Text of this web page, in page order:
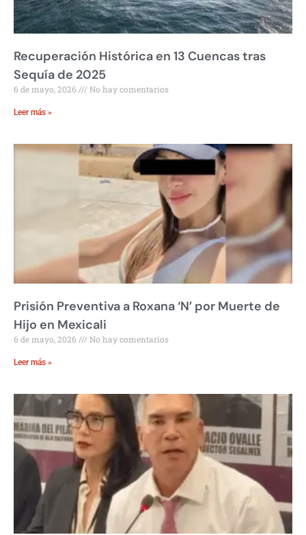
Recuperación Histórica en 13 Cuencas tras
Sequía de 2025
6 de mayo, 2026 No hay comentarios
Leer más »
Prisión Preventiva a Roxana ‘N’ por Muerte de
Hijo en Mexicali
6 de mayo, 2026 No hay comentarios
Leer más »